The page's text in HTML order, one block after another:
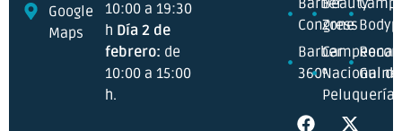
Google
Maps
10:00 a 19:30
h Día 2 de
febrero: de
10:00 a 15:00
h.
Congress
Barber
360º
Zone
Nacional de
Peluquería